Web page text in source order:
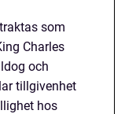
som
Charles
och
tillgivenhet
hos